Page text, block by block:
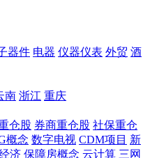
器件 电器 仪器仪表 外贸 酒
南 浙江 重庆
仓股 券商重仓股 社保重仓
概念 数字电视 CDM项目 新
济 保障房概念 云计算 三网